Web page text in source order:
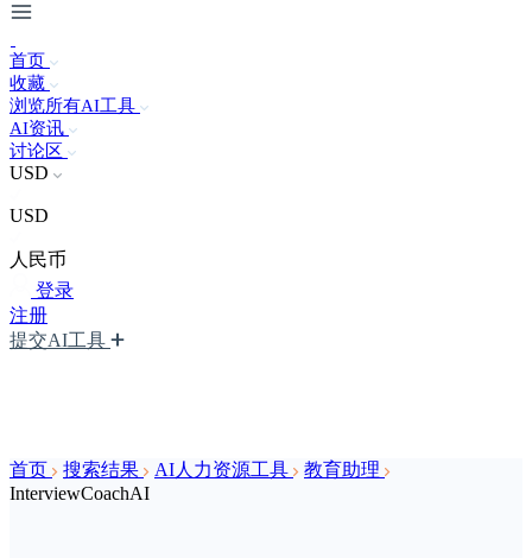
首页
收藏
浏览所有AI工具
AI资讯
讨论区
USD
USD
人民币
登录
注册
提交AI工具
首页 搜索结果 AI人力资源工具
教育助理
InterviewCoachAI